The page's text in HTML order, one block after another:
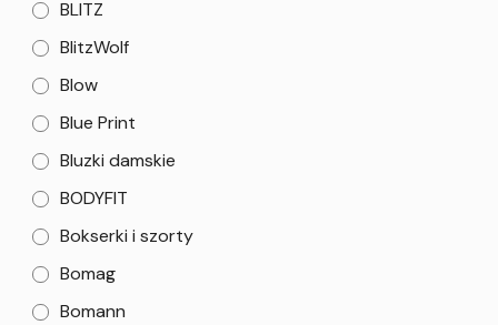
BLITZ
BlitzWolf
Blow
Blue Print
Bluzki damskie
BODYFIT
Bokserki i szorty
Bomag
Bomann